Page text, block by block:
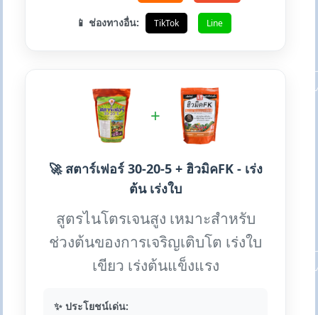
📱 ช่องทางอื่น: TikTok Line
+
🚀 สตาร์เฟอร์ 30-20-5 + ฮิวมิคFK - เร่ง
ต้น เร่งใบ
สูตรไนโตรเจนสูง เหมาะสำหรับ
ช่วงต้นของการเจริญเติบโต เร่งใบ
เขียว เร่งต้นแข็งแรง
✨ ประโยชน์เด่น: